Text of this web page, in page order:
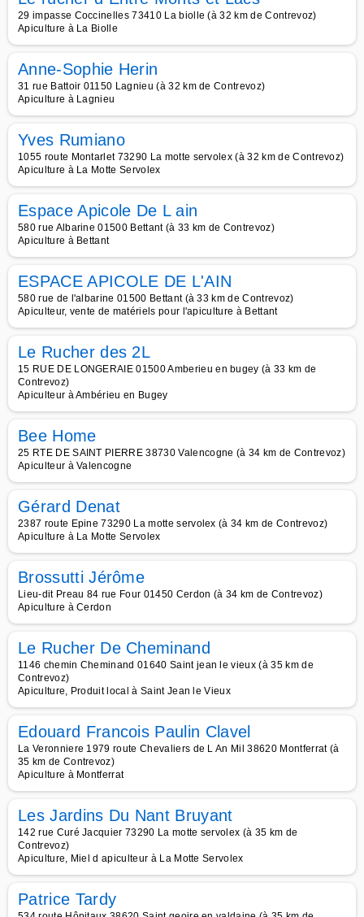
29 impasse Coccinelles 73410 La biolle (à 32 km de Contrevoz)
Apiculture à La Biolle
Anne-Sophie Herin
31 rue Battoir 01150 Lagnieu (à 32 km de Contrevoz)
Apiculture à Lagnieu
Yves Rumiano
1055 route Montarlet 73290 La motte servolex (à 32 km de Contrevoz)
Apiculture à La Motte Servolex
Espace Apicole De L ain
580 rue Albarine 01500 Bettant (à 33 km de Contrevoz)
Apiculture à Bettant
ESPACE APICOLE DE L'AIN
580 rue de l'albarine 01500 Bettant (à 33 km de Contrevoz)
Apiculteur, vente de matériels pour l'apiculture à Bettant
Le Rucher des 2L
15 RUE DE LONGERAIE 01500 Amberieu en bugey (à 33 km de
Contrevoz)
Apiculteur à Ambérieu en Bugey
Bee Home
25 RTE DE SAINT PIERRE 38730 Valencogne (à 34 km de Contrevoz)
Apiculteur à Valencogne
Gérard Denat
2387 route Epine 73290 La motte servolex (à 34 km de Contrevoz)
Apiculture à La Motte Servolex
Brossutti Jérôme
Lieu-dit Preau 84 rue Four 01450 Cerdon (à 34 km de Contrevoz)
Apiculture à Cerdon
Le Rucher De Cheminand
1146 chemin Cheminand 01640 Saint jean le vieux (à 35 km de
Contrevoz)
Apiculture, Produit local à Saint Jean le Vieux
Edouard Francois Paulin Clavel
La Veronniere 1979 route Chevaliers de L An Mil 38620 Montferrat (à
35 km de Contrevoz)
Apiculture à Montferrat
Les Jardins Du Nant Bruyant
142 rue Curé Jacquier 73290 La motte servolex (à 35 km de
Contrevoz)
Apiculture, Miel d apiculteur à La Motte Servolex
Patrice Tardy